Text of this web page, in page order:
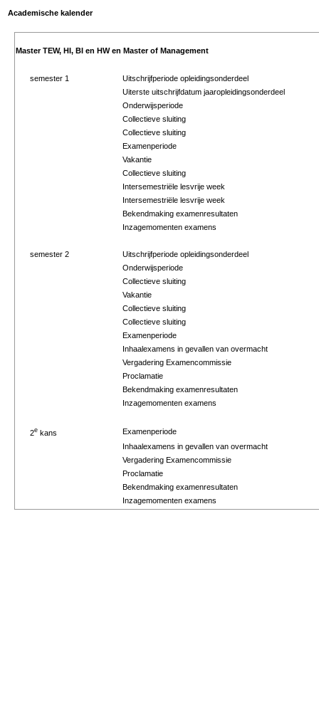
Academische kalender
Master TEW, HI, BI en HW en Master of Management
semester 1
Uitschrijfperiode opleidingsonderdeel
Uiterste uitschrijfdatum jaaropleidingsonderdeel
Onderwijsperiode
Collectieve sluiting
Collectieve sluiting
Examenperiode
Vakantie
Collectieve sluiting
Intersemestriële lesvrije week
Intersemestriële lesvrije week
Bekendmaking examenresultaten
Inzagemomenten examens
semester 2
Uitschrijfperiode opleidingsonderdeel
Onderwijsperiode
Collectieve sluiting
Vakantie
Collectieve sluiting
Collectieve sluiting
Examenperiode
Inhaalexamens in gevallen van overmacht
Vergadering Examencommissie
Proclamatie
Bekendmaking examenresultaten
Inzagemomenten examens
2e kans
Examenperiode
Inhaalexamens in gevallen van overmacht
Vergadering Examencommissie
Proclamatie
Bekendmaking examenresultaten
Inzagemomenten examens